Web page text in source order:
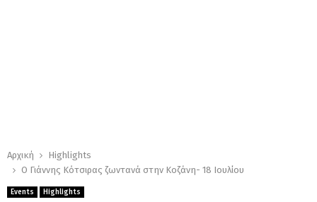
Αρχική
Highlights
Ο Γιάννης Κότσιρας ζωντανά στην Κοζάνη- 18 Ιουλίου
Events Highlights